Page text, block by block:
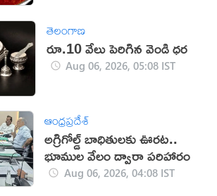
తెలంగాణ
రూ.10 వేలు పెరిగిన వెండి ధర
Aug 06, 2026, 05:08 IST
ఆంధ్రప్రదేశ్
అగ్రిగోల్డ్ బాధితులకు ఊరట..
భూముల వేలం ద్వారా పరిహారం
Aug 06, 2026, 04:08 IST